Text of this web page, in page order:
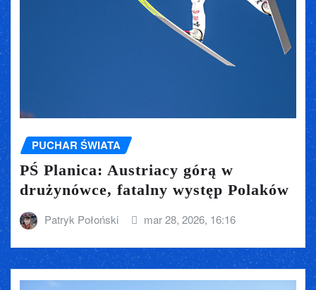
PUCHAR ŚWIATA
PŚ Planica: Austriacy górą w
drużynówce, fatalny występ Polaków
Patryk Połoński mar 28, 2026, 16:16